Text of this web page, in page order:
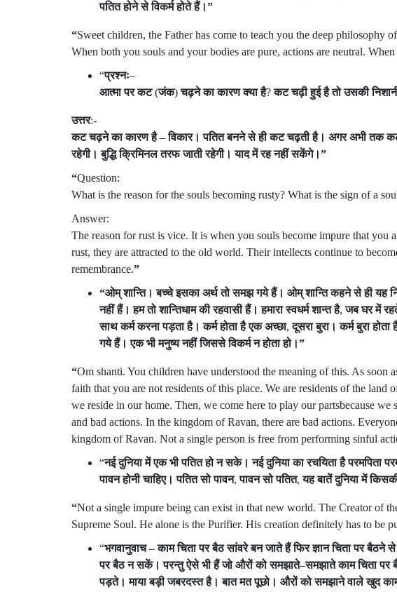
पतित होने से विकर्म होते हैं।”
“Sweet children, the Father has come to teach you the deep philosophy
When both you souls and your bodies are pure, actions are neutral.
“प्रश्नः–
आत्मा पर कट(जंक)चढ़ने का कारण क्या है?कट चढ़ी हुई है तो उसकी
उत्तर:-
कट चढ़ने का कारण है–विकार। पतित बनने से ही कट चढ़ती है। अगर अभी तक
रहेगी। बुद्धि क्रिमिनल तरफ जाती रहेगी। याद में रह नहीं सकेंगे।”
“Question:
What is the reason for the souls becoming rusty? What is the sign of a
Answer:
The reason for rust is vice. It is when you souls become impure that you
rust, they are attracted to the old world. Their intellects continue to
remembrance.”
“ओम् शान्ति। बच्चे इसका अर्थ तो समझ गये हैं। ओम् शान्ति कहने से ही यह
नहीं हैं। हम तो शान्तिधाम की रहवासी हैं। हमारा स्वधर्म शान्त है,जब घर में
साथ कर्म करना पड़ता है। कर्म होता है एक अच्छा,दूसरा बुरा। कर्म बुरा होता
गये हैं। एक भी मनुष्य नहीं जिससे विकर्म न होता हो।”
“Om shanti. You children have understood the meaning of this. As soon
faith that you are not residents of this place. We are residents of the land
we reside in our home. Then, we come here to play our partsbecause we
and bad actions. In the kingdom of Ravan, there are bad actions.
kingdom of Ravan. Not a single person is free from performing sinful
“नई दुनिया में एक भी पतित हो न सके। नई दुनिया का रचयिता है परमपिता
पावन होनी चाहिए। पतित सो पावन,पावन सो पतित,यह बातें दुनिया में
“Not a single impure being can exist in that new world. The Creator of
Supreme Soul. He alone is the Purifier. His creation definitely has to be
“भगवानुवाच–काम चिता पर बैठ सांवरे बन जाते हैं फिर ज्ञान चिता पर बैठने से
पर बैठ न सकें। परन्तु ऐसे भी हैं जो औरों को समझाते–समझाते काम चिता पर
पड़ते। माया बड़ी जबरदस्त है। बात मत पूछो। औरों को समझाने वाले खुद